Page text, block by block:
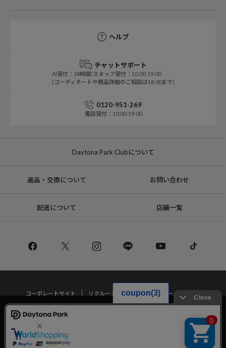
ヘルプ
チャットサポート
AI受付：24時間/スタッフ受付：10:00-19:00
(コーディネートや商品詳細のご相談は18:00まで)
0120-951-269
電話受付：10:00-19:00
Daytona Park Clubについて
返品・交換について お問い合わせ
配送について 店舗一覧
コーポレートサイト リクルート
サステナブルマークについて
プライバシーポリシー
特定商取引法・古物営業法に基づく表記
Copyright © DAYTONA INTERNATIONAL Co.,Ltd All Rights Reserved.
当サイトでは利用体験の向上およびコンテンツの最適な提供、トラフィック
の分析を目的としてCookieを使用しています。
サイトの閲覧を継続された場合、Cookieの利用に同意したことものといたし
ます。